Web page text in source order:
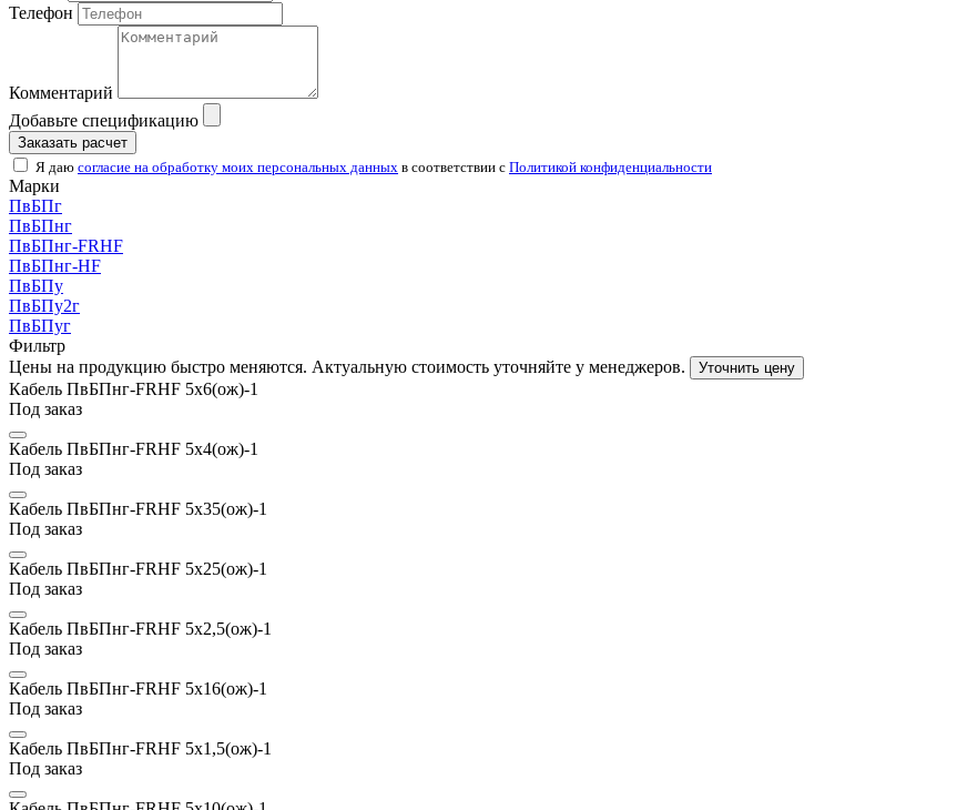
Телефон
Комментарий
Добавьте спецификацию
Заказать расчет
Я даю согласие на обработку моих персональных данных в соответствии с Политикой конфиденциальности
Марки
ПвБПг
ПвБПнг
ПвБПнг-FRHF
ПвБПнг-HF
ПвБПу
ПвБПу2г
ПвБПуг
Фильтр
Цены на продукцию быстро меняются. Актуальную стоимость уточняйте у менеджеров.
Уточнить цену
Кабель ПвБПнг-FRHF 5х6(ож)-1
Под заказ
Кабель ПвБПнг-FRHF 5х4(ож)-1
Под заказ
Кабель ПвБПнг-FRHF 5х35(ож)-1
Под заказ
Кабель ПвБПнг-FRHF 5х25(ож)-1
Под заказ
Кабель ПвБПнг-FRHF 5х2,5(ож)-1
Под заказ
Кабель ПвБПнг-FRHF 5х16(ож)-1
Под заказ
Кабель ПвБПнг-FRHF 5х1,5(ож)-1
Под заказ